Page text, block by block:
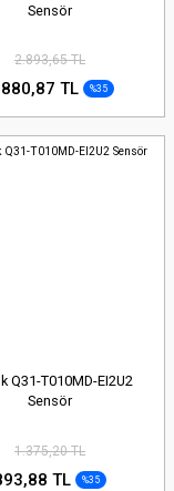
Sensör
2.893,65 TL
TL %35
Q31-T010MD-EI2U2
Sensör
1.375,20 TL
TL %35